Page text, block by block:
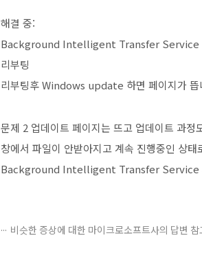
해결 중:
Background Intelligent Transfer Service
리부팅
리부팅후 Windows update 하면 페이지가 뜹
문제 2 업데이트 페이지는 뜨고 업데이트 과
창에서 파일이 안받아지고 계속 진행중인 상태
Background Intelligent Transfer Service
비슷한 증상에 대한 마이크로소프트사의 답변 참